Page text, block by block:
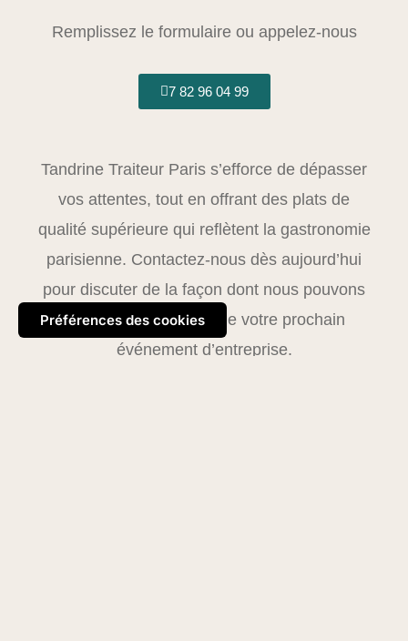
Préférences des cookies
Remplissez le formulaire ou appelez-nous
7 82 96 04 99
Tandrine Traiteur Paris s’efforce de dépasser
vos attentes, tout en offrant des plats de
qualité supérieure qui reflètent la gastronomie
parisienne. Contactez-nous dès aujourd’hui
pour discuter de la façon dont nous pouvons
contribuer au succès de votre prochain
événement d’entreprise.